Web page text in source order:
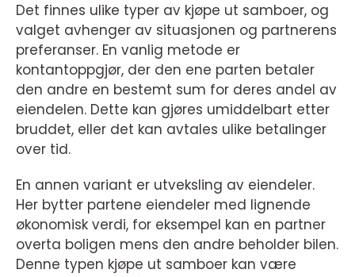
Det finnes ulike typer av kjøpe ut samboer, og
valget avhenger av situasjonen og partnerens
preferanser. En vanlig metode er
kontantoppgjør, der den ene parten betaler
den andre en bestemt sum for deres andel av
eiendelen. Dette kan gjøres umiddelbart etter
bruddet, eller det kan avtales ulike betalinger
over tid.
En annen variant er utveksling av eiendeler.
Her bytter partene eiendeler med lignende
økonomisk verdi, for eksempel kan en partner
overta boligen mens den andre beholder bilen.
Denne typen kjøpe ut samboer kan være